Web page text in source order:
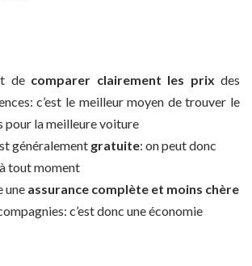
de comparer clairement les prix des
c’est le meilleur moyen de trouver le
pour la meilleure voiture
généralement gratuite: on peut donc
tout moment
une assurance complète et moins chère
c’est donc une économie